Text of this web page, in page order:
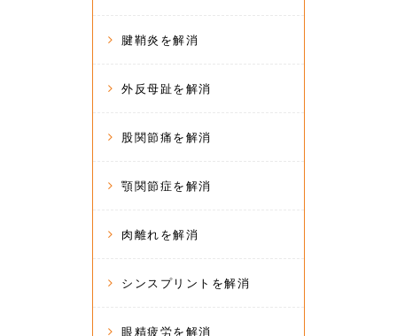
腱鞘炎を解消
外反母趾を解消
股関節痛を解消
顎関節症を解消
肉離れを解消
シンスプリントを解消
眼精疲労を解消